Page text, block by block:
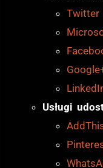
Twitter
Usługi